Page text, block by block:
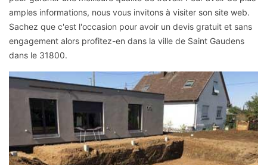
amples informations, nous vous invitons à visiter son site web.
Sachez que c'est l'occasion pour avoir un devis gratuit et sans
engagement alors profitez-en dans la ville de Saint Gaudens
dans le 31800.